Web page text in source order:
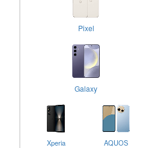
Pixel
Galaxy
Xperia AQUOS